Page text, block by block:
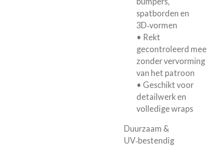
spatborden en
3D‑vormen
• Rekt
gecontroleerd mee
zonder vervorming
van het patroon
• Geschikt voor
detailwerk en
volledige wraps
Duurzaam &
UV‑bestendig